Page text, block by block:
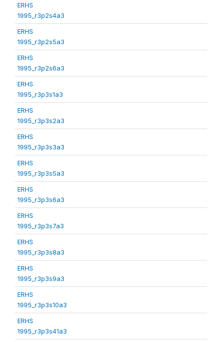
ERHS
1995_r3p2s4a3
ERHS
1995_r3p2s5a3
ERHS
1995_r3p2s6a3
ERHS
1995_r3p3s1a3
ERHS
1995_r3p3s2a3
ERHS
1995_r3p3s3a3
ERHS
1995_r3p3s5a3
ERHS
1995_r3p3s6a3
ERHS
1995_r3p3s7a3
ERHS
1995_r3p3s8a3
ERHS
1995_r3p3s9a3
ERHS
1995_r3p3s10a3
ERHS
1995_r3p3s41a3